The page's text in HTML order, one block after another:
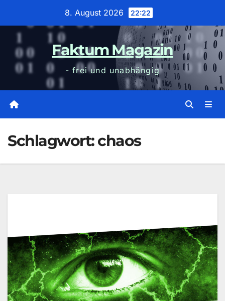
8. August 2026 22:22
Faktum Magazin
- frei und unabhängig
Schlagwort:chaos